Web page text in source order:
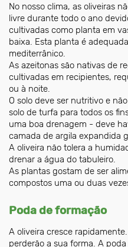
No nosso clima, as oliveiras
livre durante todo o ano
cultivadas como planta em
baixa. Esta planta é
mediterrânico.
As azeitonas são nativas de
cultivadas em recipientes,
ou à noite.
O solo deve ser nutritivo e
solo de turfa para todos os
uma boa drenagem - deve
camada de argila expandida
A oliveira não tolera a
drenar a água do tabuleiro.
As plantas gostam de ser
compostos uma ou duas
Poda de formação
A oliveira cresce
perderão a sua forma. A